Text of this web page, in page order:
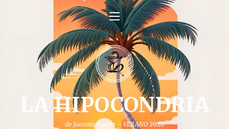
LA HIPOCONDRIA
de Juanma Suárez – VERANO 2026